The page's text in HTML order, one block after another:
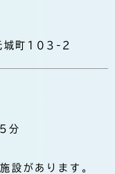
城町103-2
分
設があります。